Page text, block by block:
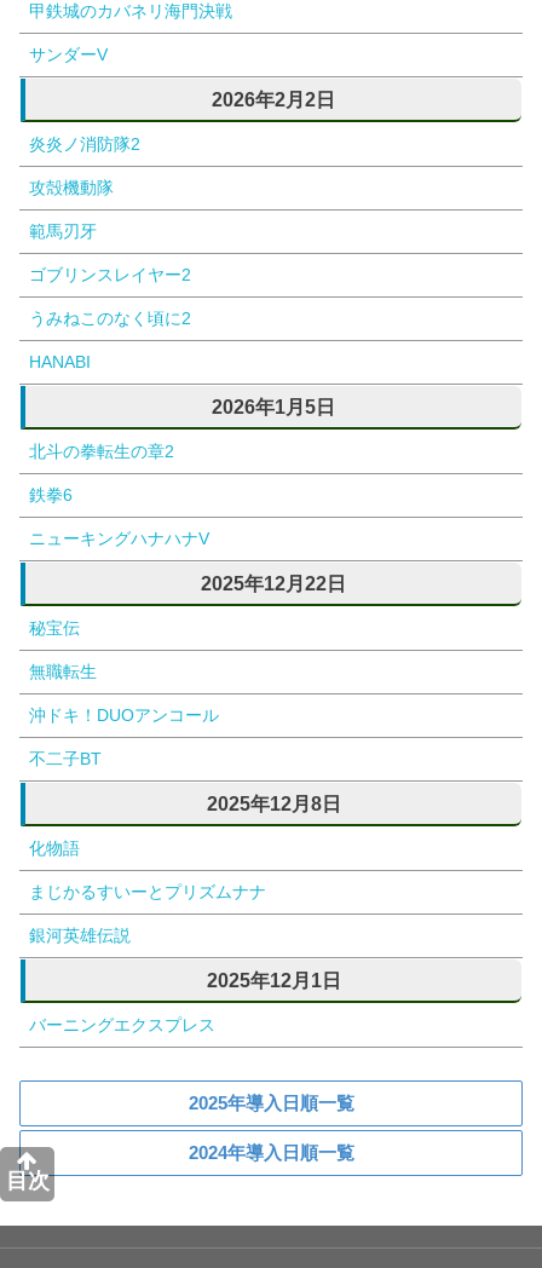
目次
甲鉄城のカバネリ海門決戦
サンダーV
2026年2月2日
炎炎ノ消防隊2
攻殻機動隊
範馬刃牙
ゴブリンスレイヤー2
うみねこのなく頃に2
HANABI
2026年1月5日
北斗の拳転生の章2
鉄拳6
ニューキングハナハナV
2025年12月22日
秘宝伝
無職転生
沖ドキ！DUOアンコール
不二子BT
2025年12月8日
化物語
まじかるすいーとプリズムナナ
銀河英雄伝説
2025年12月1日
バーニングエクスプレス
2025年導入日順一覧
2024年導入日順一覧